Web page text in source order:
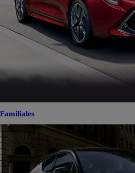
Familiales